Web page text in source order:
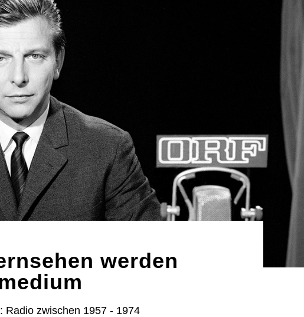
werden
Radio zwischen 1957 - 1974